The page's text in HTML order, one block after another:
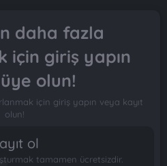
daha fazla
giriş yapın
olun!
için giriş yapın veya kayıt
olun!
ol
tamamen ücretsizdir.